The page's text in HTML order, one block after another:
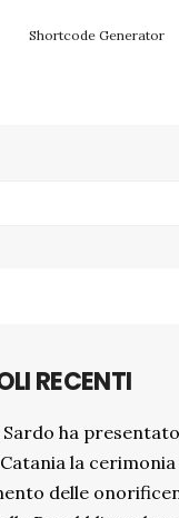
Shortcode Generator
RECENTI
Sardo ha
la
delle